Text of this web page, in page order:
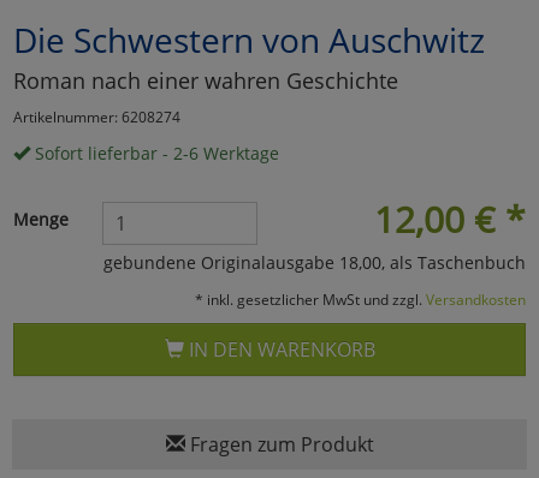
Die Schwestern von Auschwitz
Roman nach einer wahren Geschichte
Artikelnummer: 6208274
Sofort lieferbar - 2-6 Werktage
12,00 € *
Menge
gebundene Originalausgabe 18,00, als Taschenbuch
* inkl. gesetzlicher MwSt und zzgl. Versandkosten
IN DEN WARENKORB
Fragen zum Produkt
Marketing
Umfragetools
Cookies
Alle Akzeptieren
Cookies
Einstellungen speichern
zurückzu Haupptseite